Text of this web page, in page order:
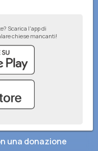
Scarica l'app di
chiese mancanti!
–Inserisci sul tuo sito web
una donazione